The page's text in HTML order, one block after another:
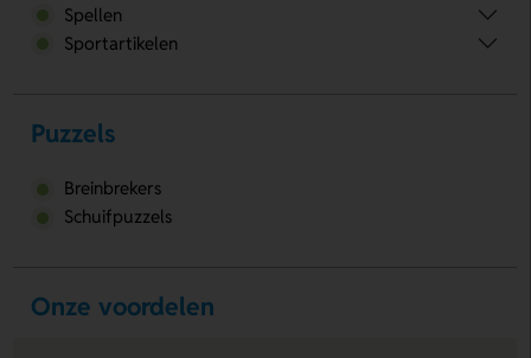
Spellen
Sportartikelen
Puzzels
Breinbrekers
Schuifpuzzels
Onze voordelen